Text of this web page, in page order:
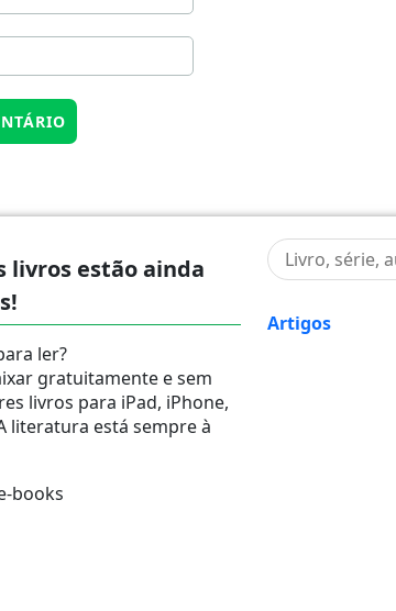
livros estão ainda
ler?
gratuitamente e sem
livros para iPad, iPhone,
literatura está sempre à
Artigos
books